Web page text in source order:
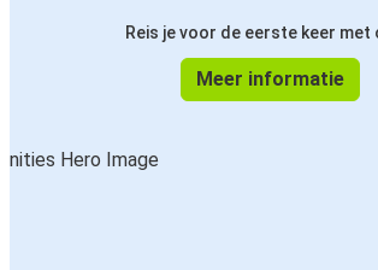
Reis je voor de eerste keer met
Meer informatie